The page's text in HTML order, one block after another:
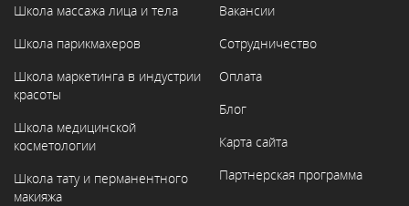
Школа массажа лица и тела
Школа парикмахеров
Школа маркетинга в индустрии
красоты
Школа медицинской
косметологии
Школа тату и перманентного
макияжа
Вакансии
Сотрудничество
Оплата
Блог
Карта сайта
Партнерская программа